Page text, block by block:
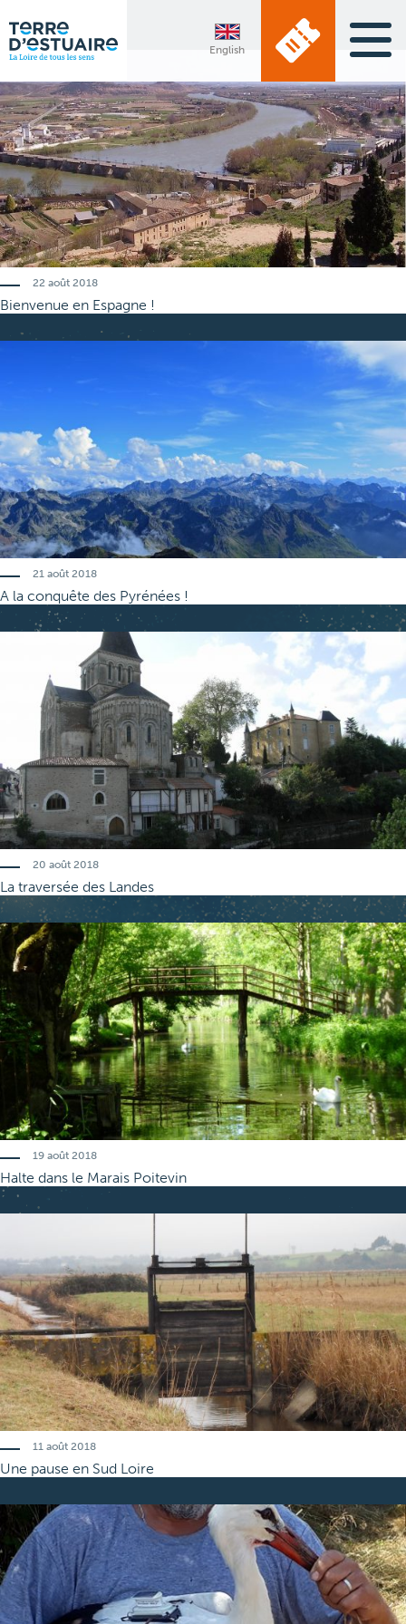
English
22 août 2018
Bienvenue en Espagne !
21 août 2018
A la conquête des Pyrénées !
20 août 2018
La traversée des Landes
19 août 2018
Halte dans le Marais Poitevin
11 août 2018
Une pause en Sud Loire